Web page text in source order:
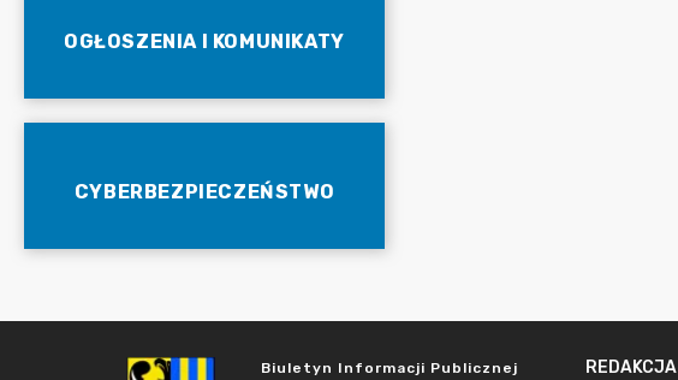
OGŁOSZENIA I KOMUNIKATY
CYBERBEZPIECZEŃSTWO
Biuletyn Informacji Publicznej REDAKCJA